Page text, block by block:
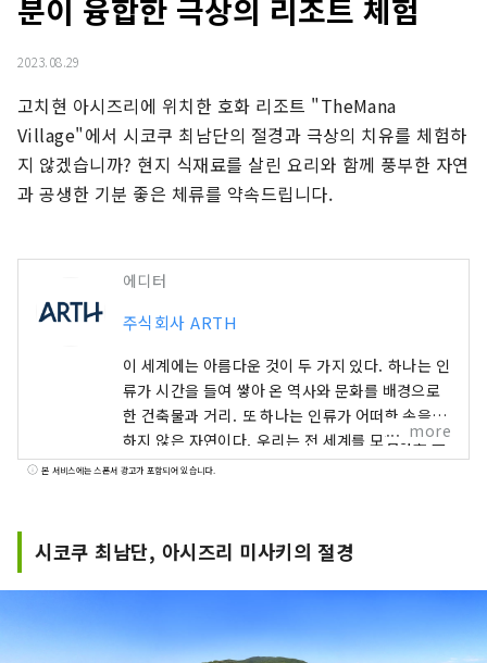
분이 융합한 극상의 리조트 체험
2023.08.29
고치현 아시즈리에 위치한 호화 리조트 "TheMana
Village"에서 시코쿠 최남단의 절경과 극상의 치유를 체험하
지 않겠습니까? 현지 식재료를 살린 요리와 함께 풍부한 자연
과 공생한 기분 좋은 체류를 약속드립니다.
에디터
주식회사 ARTH
이 세계에는 아름다운 것이 두 가지 있다. 하나는 인
류가 시간을 들여 쌓아 온 역사와 문화를 배경으로
한 건축물과 거리. 또 하나는 인류가 어떠한 손을 더
하지 않은 자연이다. 우리는 전 세계를 모험하고 그
안에서 아직 자고 있는 것, 가치가 발견되지 않은 것
more
본 서비스에는 스폰서 광고가 포함되어 있습니다.
시코쿠 최남단, 아시즈리 미사키의 절경